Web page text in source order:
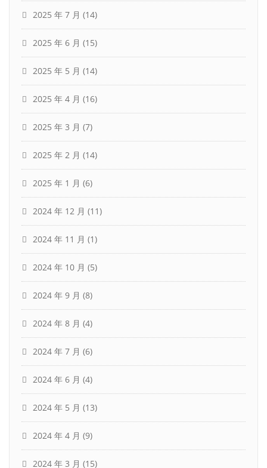
2025 年 7 月 (14)
2025 年 6 月 (15)
2025 年 5 月 (14)
2025 年 4 月 (16)
2025 年 3 月 (7)
2025 年 2 月 (14)
2025 年 1 月 (6)
2024 年 12 月 (11)
2024 年 11 月 (1)
2024 年 10 月 (5)
2024 年 9 月 (8)
2024 年 8 月 (4)
2024 年 7 月 (6)
2024 年 6 月 (4)
2024 年 5 月 (13)
2024 年 4 月 (9)
2024 年 3 月 (15)